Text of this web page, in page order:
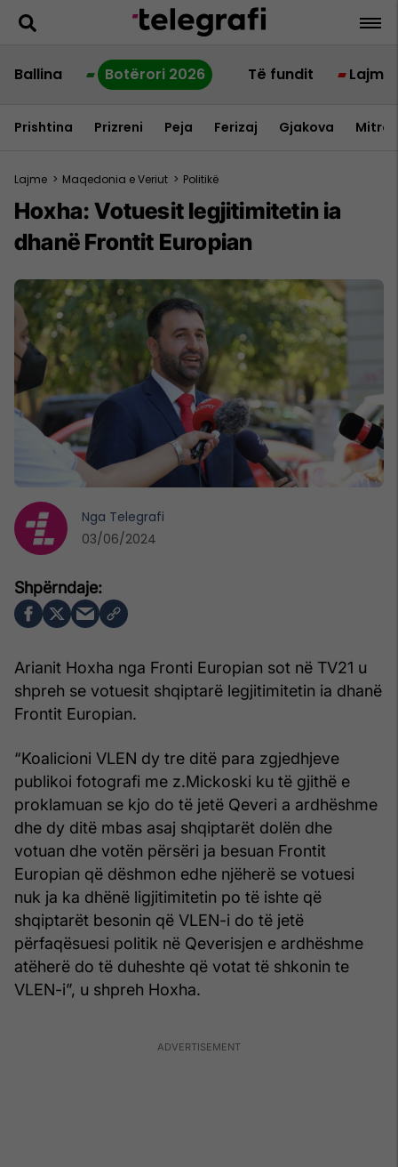
Ballina Botërori 2026 Të fundit Lajme
Prishtina Prizreni Peja Ferizaj Gjakova
Lajme > Maqedonia e Veriut > Politikë
Hoxha: Votuesit legjitimitetin ia
dhanë Frontit Europian
Arianit Hoxha nga Fronti Europian sot në TV21 u
shpreh se votuesit shqiptarë legjitimitetin ia dhanë
Frontit Europian.
“Koalicioni VLEN dy tre ditë para zgjedhjeve
publikoi fotografi me z.Mickoski ku të gjithë e
proklamuan se kjo do të jetë Qeveri a ardhëshme
dhe dy ditë mbas asaj shqiptarët dolën dhe
votuan dhe votën përsëri ja besuan Frontit
Europian që dëshmon edhe njëherë se votuesi
nuk ja ka dhënë ligjitimitetin po të ishte që
shqiptarët besonin që VLEN-i do të jetë
përfaqësuesi politik në Qeverisjen e ardhëshme
atëherë do të duheshte që votat të shkonin te
VLEN-i”, u shpreh Hoxha.
Nga Telegrafi
03/06/2024